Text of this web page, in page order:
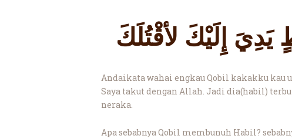
إِلَيْكَ لأقْتُلَكَ
Andaikata wahai engkau Qobil kakakku
Saya takut dengan Allah. Jadi dia(habil)
neraka.
Apa sebabnya Qobil membunuh Habil?